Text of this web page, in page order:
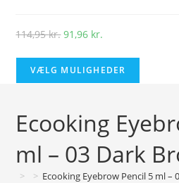
114,95kr.Den
pris
var:
91,96 kr.
pris
er:
VÆLG MULIGHEDER
Ecooking
ml – 03 Dark
> > Ecooking Eyebrow Pencil 5 ml –